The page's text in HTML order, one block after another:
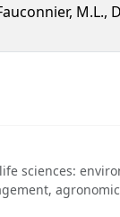
M.L.,
sciences: